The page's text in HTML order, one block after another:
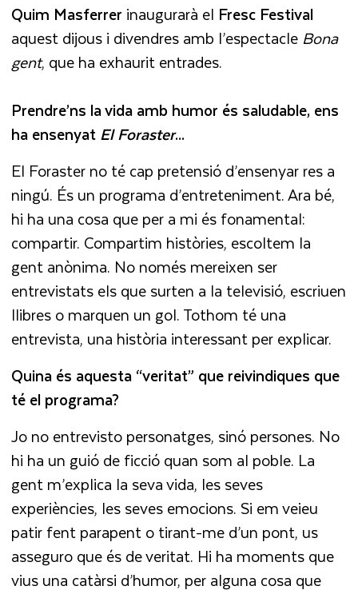
Quim Masferrer inaugurarà el Fresc Festival
aquest dijous i divendres amb l’espectacle Bona
gent, que ha exhaurit entrades.
Prendre’ns la vida amb humor és saludable, ens
ha ensenyatEl Foraster...
El Foraster no té cap pretensió d’ensenyar res a
ningú. És un programa d’entreteniment. Ara bé,
hi ha una cosa que per a mi és fonamental:
compartir. Compartim històries, escoltem la
gent anònima. No només mereixen ser
entrevistats els que surten a la televisió, escriuen
llibres o marquen un gol. Tothom té una
entrevista, una història interessant per explicar.
Quina és aquesta “veritat” que reivindiques que
té el programa?
Jo no entrevisto personatges, sinó persones. No
hi ha un guió de ficció quan som al poble. La
gent m’explica la seva vida, les seves
experiències, les seves emocions. Si em veieu
patir fent parapent o tirant-me d’un pont, us
asseguro que és de veritat. Hi ha moments que
vius una catàrsi d’humor, per alguna cosa que